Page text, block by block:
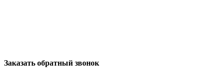
Заказать обратный звонок